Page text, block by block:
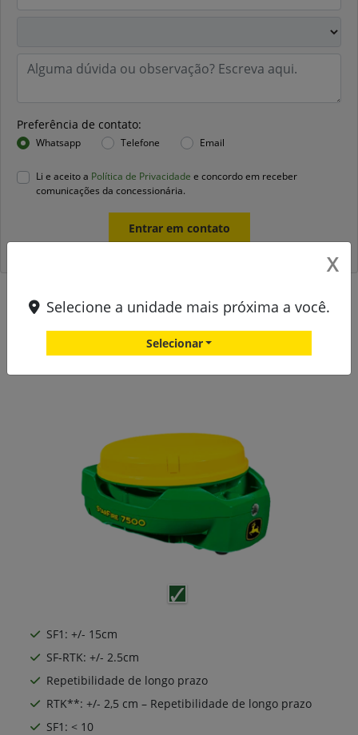
Preferência de contato:
Whatsapp Telefone Email
Li e aceito a Política de Privacidade e concordo em receber
comunicações da concessionária.
Entrar em contato
Versões StarFire™ 7500 Receiver
SF1: +/- 15cm
SF-RTK: +/- 2.5cm
Repetibilidade de longo prazo
RTK**: +/- 2,5 cm – Repetibilidade de longo prazo
SF1: < 10
X
Selecione a unidade mais próxima a você.
Selecionar